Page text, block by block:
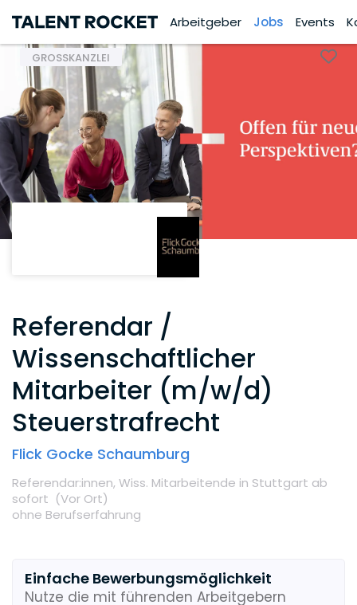
Arbeitgeber Jobs Events
GROSSKANZLEI
Referendar /
Wissenschaftlicher
Mitarbeiter (m/w/d)
Steuerstrafrecht
Flick Gocke Schaumburg
Referendar:innen,Wiss. Mitarbeitende in Stuttgart ab
sofort (Vor Ort)
ohne Berufserfahrung
Einfache Bewerbungsmöglichkeit
Nutze die mit führenden Arbeitgebern